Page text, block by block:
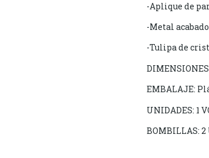
-Aplique de
-Metal
-Tulipa de
EMBALAJE:
UNIDADES: 1
BOMBILLAS: